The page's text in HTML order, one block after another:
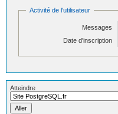
Activité de l'utilisateur
Messages
Date d'inscription
Atteindre